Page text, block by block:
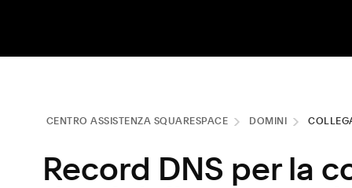
CENTRO ASSISTENZA SQUARESPACE DOMINI
Record DNS per la